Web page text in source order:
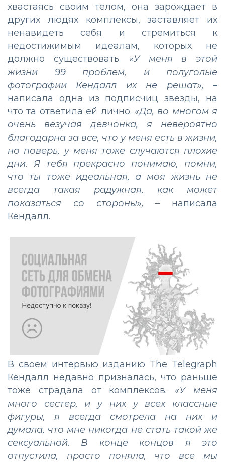
хвастаясь своим телом, она зарождает в
других людях комплексы, заставляет их
ненавидеть себя и стремиться к
недостижимым идеалам, которых не
должно существовать. «У меня в этой
жизни 99 проблем, и полуголые
фотографии Кендалл их не решат», –
написала одна из подписчиц звезды, на
что та ответила ей лично. «Да, во многом я
очень везучая девчонка, я невероятно
благодарна за все, что у меня есть в жизни,
но поверь, у меня тоже случаются плохие
дни. Я тебя прекрасно понимаю, помни,
что ты тоже идеальная, а моя жизнь не
всегда такая радужная, как может
показаться со стороны», – написала
Кендалл.
В своем интервью изданию The Telegraph
Кендалл недавно призналась, что раньше
тоже страдала от комплексов. «У меня
много сестер, и у них у всех классные
фигуры, я всегда смотрела на них и
думала, что мне никогда не стать такой же
сексуальной. В конце концов я это
отпустила, просто поняла, что все мы